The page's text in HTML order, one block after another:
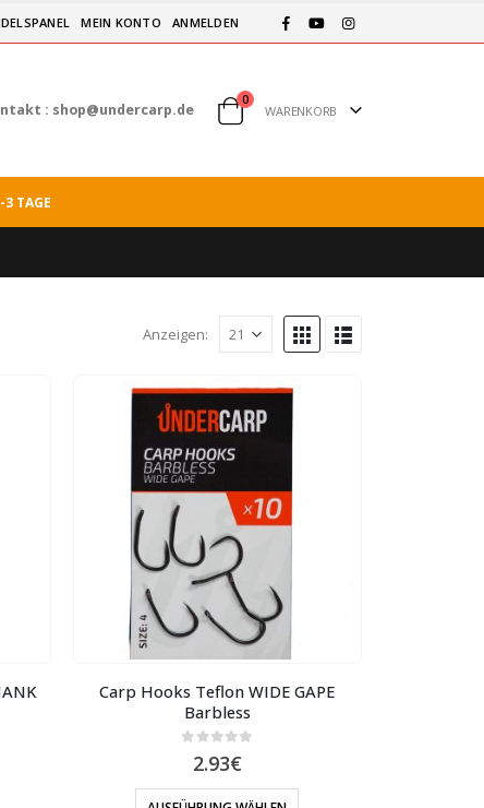
MEIN KONTO ANMELDEN
: shop@undercarp.de
0
WARENKORB
3 TAGE
Anzeigen:
Carp Hooks Teflon WIDE GAPE
Barbless
out of 5
2.93€